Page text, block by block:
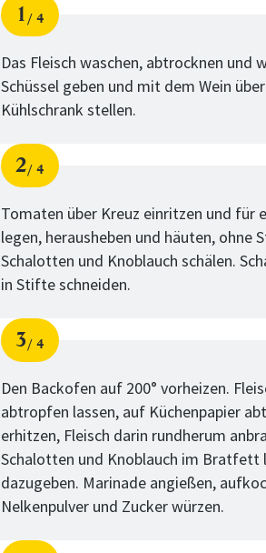
Schritt
1
von
4
Das Fleisch waschen, abtrocknen
Schüssel geben und mit dem Wein
Kühlschrank stellen.
Schritt
2
von
4
Tomaten über Kreuz einritzen und für
legen, herausheben und häuten, ohne
Schalotten und Knoblauch schälen.
in Stifte schneiden.
Schritt
3
von
4
Den Backofen auf 200° vorheizen.
abtropfen lassen, auf Küchenpapier
erhitzen, Fleisch darin rundherum
Schalotten und Knoblauch im Bratfett
dazugeben. Marinade angießen,
Nelkenpulver und Zucker würzen.